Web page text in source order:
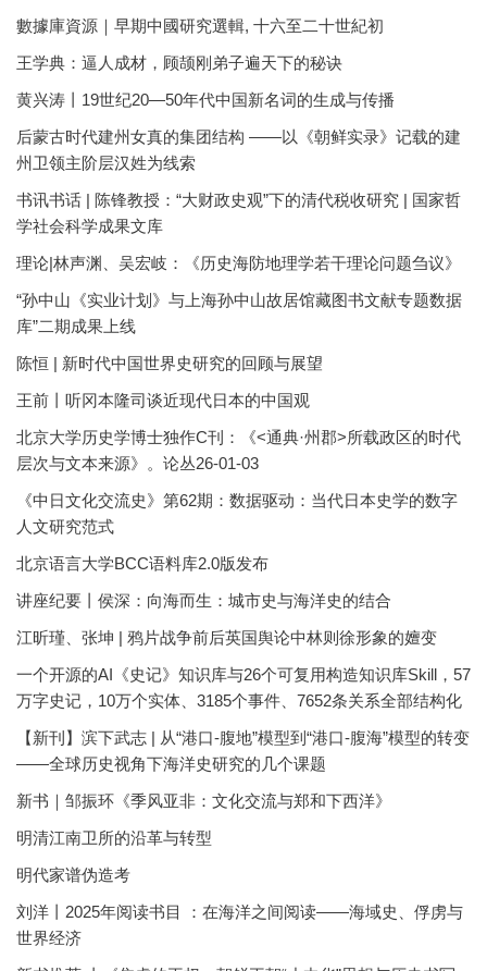
數據庫資源｜早期中國研究選輯, 十六至二十世紀初
王学典：逼人成材，顾颉刚弟子遍天下的秘诀
黄兴涛丨19世纪20—50年代中国新名词的生成与传播
后蒙古时代建州女真的集团结构 ——以《朝鲜实录》记载的建
州卫领主阶层汉姓为线索
书讯书话 | 陈锋教授：“大财政史观”下的清代税收研究 | 国家哲
学社会科学成果文库
理论|林声渊、吴宏岐：《历史海防地理学若干理论问题刍议》
“孙中山《实业计划》与上海孙中山故居馆藏图书文献专题数据
库”二期成果上线
陈恒 | 新时代中国世界史研究的回顾与展望
王前丨听冈本隆司谈近现代日本的中国观
北京大学历史学博士独作C刊：《<通典·州郡>所载政区的时代
层次与文本来源》。论丛26-01-03
《中日文化交流史》第62期：数据驱动：当代日本史学的数字
人文研究范式
北京语言大学BCC语料库2.0版发布
讲座纪要丨侯深：向海而生：城市史与海洋史的结合
江昕瑾、张坤 | 鸦片战争前后英国舆论中林则徐形象的嬗变
一个开源的AI《史记》知识库与26个可复用构造知识库Skill，57
万字史记，10万个实体、3185个事件、7652条关系全部结构化
【新刊】滨下武志 | 从“港口-腹地”模型到“港口-腹海”模型的转变
——全球历史视角下海洋史研究的几个课题
新书｜邹振环《季风亚非：文化交流与郑和下西洋》
明清江南卫所的沿革与转型
明代家谱伪造考
刘洋丨2025年阅读书目 ：在海洋之间阅读——海域史、俘虏与
世界经济